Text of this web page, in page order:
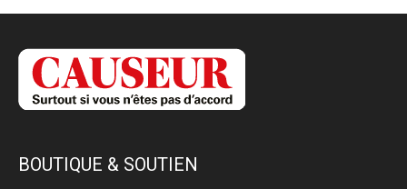
BOUTIQUE & SOUTIEN